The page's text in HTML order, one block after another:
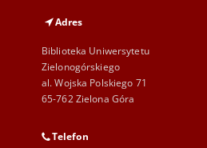
Adres
Biblioteka Uniwersytetu
Zielonogórskiego
al. Wojska Polskiego 71
65-762 Zielona Góra
Telefon